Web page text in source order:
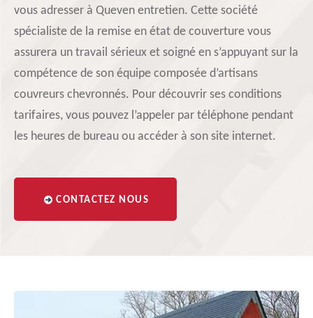
vous adresser à Queven entretien. Cette société
spécialiste de la remise en état de couverture vous
assurera un travail sérieux et soigné en s’appuyant sur la
compétence de son équipe composée d’artisans
couvreurs chevronnés. Pour découvrir ses conditions
tarifaires, vous pouvez l’appeler par téléphone pendant
les heures de bureau ou accéder à son site internet.
CONTACTEZ NOUS